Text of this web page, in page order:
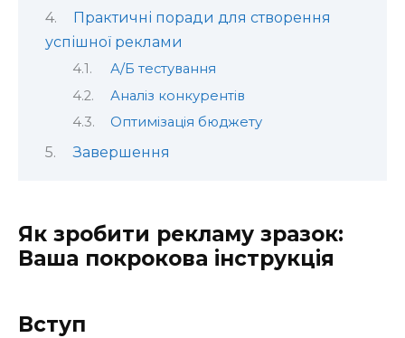
Практичні поради для створення
успішної реклами
А/Б тестування
Аналіз конкурентів
Оптимізація бюджету
Завершення
Як зробити рекламу зразок:
Ваша покрокова інструкція
Вступ